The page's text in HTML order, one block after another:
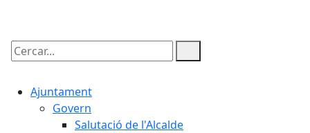
Cercar:
Ajuntament
Govern
Salutació de l'Alcalde